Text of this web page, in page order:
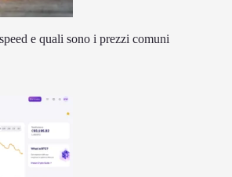
e quali sono i prezzi comuni